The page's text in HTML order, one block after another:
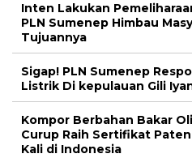
Inten Lakukan
PLN Sumenep Himbau
Tujuannya
Sigap! PLN Sumenep
Listrik Di kepulauan Gili
Kompor Berbahan Bakar
Curup Raih Sertifikat
Kali di Indonesia